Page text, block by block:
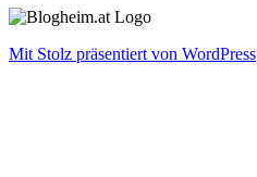
Mit Stolz präsentiert von WordPress